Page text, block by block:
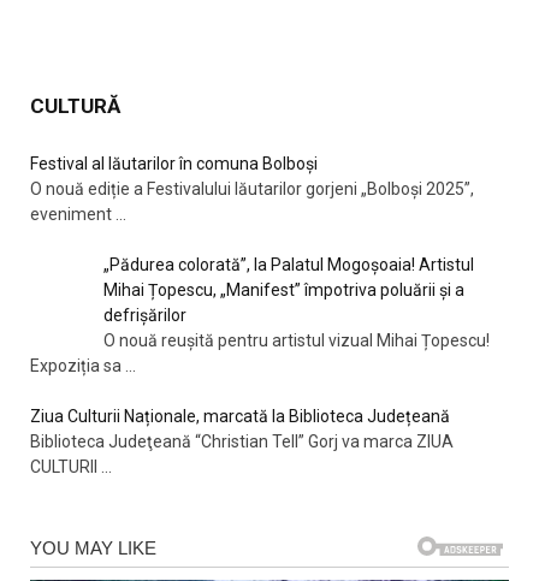
CULTURĂ
Festival al lăutarilor în comuna Bolboși
O nouă ediție a Festivalului lăutarilor gorjeni „Bolboși 2025”,
eveniment
„Pădurea colorată”, la Palatul Mogoșoaia! Artistul
Mihai Țopescu, „Manifest” împotriva poluării şi a
defrişărilor
O nouă reușită pentru artistul vizual Mihai Țopescu!
Expoziția sa
Ziua Culturii Naționale, marcată la Biblioteca Județeană
Biblioteca Judeţeană “Christian Tell” Gorj va marca ZIUA
CULTURII